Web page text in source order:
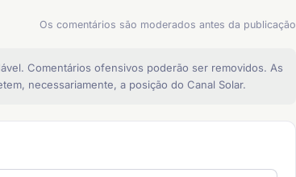
Os comentários são moderados antes da publicação
Comentários ofensivos poderão ser removidos. As
necessariamente, a posição do Canal Solar.